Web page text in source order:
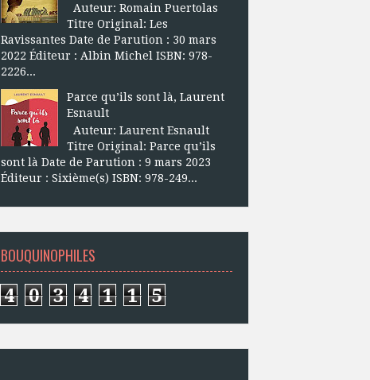
Auteur: Romain Puertolas
Titre Original: Les
Ravissantes Date de Parution : 30 mars
2022 Éditeur : Albin Michel ISBN: 978-
2226...
Parce qu’ils sont là, Laurent
Esnault
Auteur: Laurent Esnault
Titre Original: Parce qu’ils
sont là Date de Parution : 9 mars 2023
Éditeur : Sixième(s) ISBN: 978-249...
BOUQUINOPHILES
4 0 3 4 1 1 5